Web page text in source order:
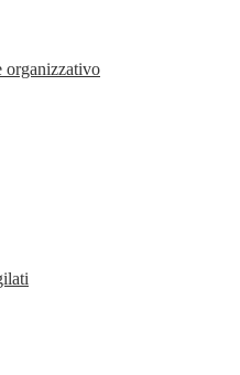
organizzativo